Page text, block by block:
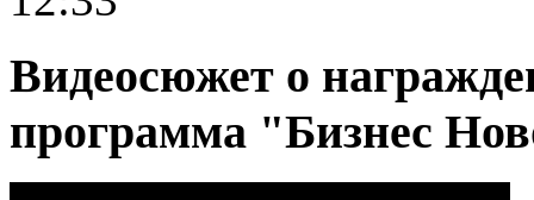
Видеосюжет о
программа "Бизнес